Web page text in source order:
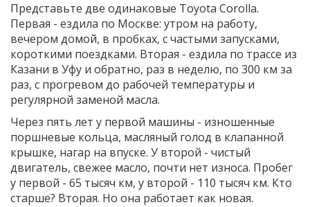
Представьте две одинаковые Toyota Corolla.
Первая - ездила по Москве: утром на работу,
вечером домой, в пробках, с частыми запусками,
короткими поездками. Вторая - ездила по трассе из
Казани в Уфу и обратно, раз в неделю, по 300 км за
раз, с прогревом до рабочей температуры и
регулярной заменой масла.
Через пять лет у первой машины - изношенные
поршневые кольца, масляный голод в клапанной
крышке, нагар на впуске. У второй - чистый
двигатель, свежее масло, почти нет износа. Пробег
у первой - 65 тысяч км, у второй - 110 тысяч км. Кто
старше? Вторая. Но она работает как новая.